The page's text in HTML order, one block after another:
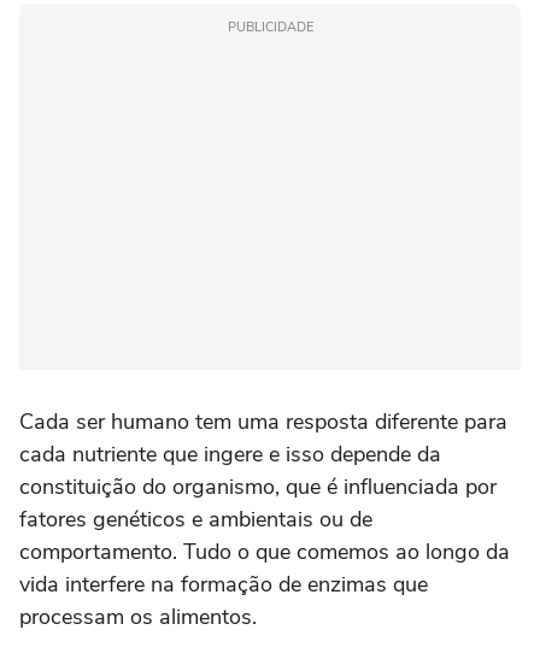
PUBLICIDADE
Cada ser humano tem uma resposta diferente para
cada nutriente que ingere e isso depende da
constituição do organismo, que é influenciada por
fatores genéticos e ambientais ou de
comportamento. Tudo o que comemos ao longo da
vida interfere na formação de enzimas que
processam os alimentos.